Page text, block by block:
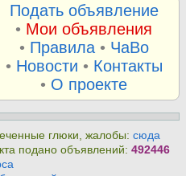
Подать объявление
• Мои объявления
• Правила• ЧаВо
• Новости • Контакты
• О проекте
глюки, жалобы:сюда
подано объявлений:492446